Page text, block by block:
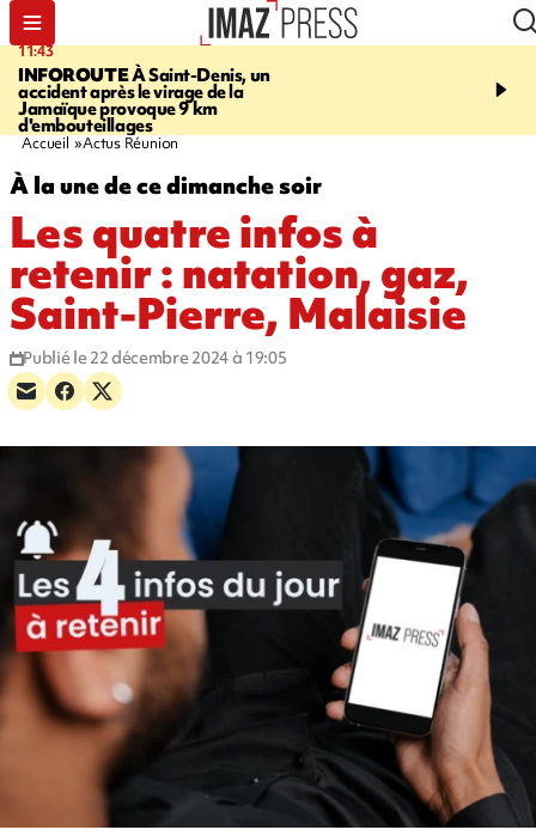
11:43
INFOROUTEÀ Saint-Denis, un
accident après le virage de la
Jamaïque provoque 9 km
d'embouteillages
16:35
gendarmes évacuent
Accueil Actus Réunion
À la une de ce dimanche soir
Les quatre infos à
retenir : natation, gaz,
Saint-Pierre, Malaisie
Publié le 22 décembre 2024 à 19:05